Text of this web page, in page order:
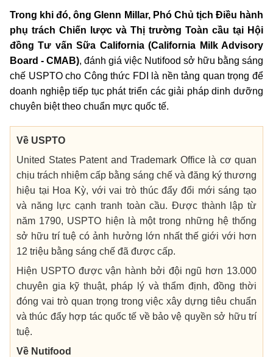
Trong khi đó, ông Glenn Millar, Phó Chủ tịch Điều hành
phụ trách Chiến lược và Thị trường Toàn cầu tại Hội
đồng Tư vấn Sữa California (California Milk Advisory
Board - CMAB), đánh giá việc Nutifood sở hữu bằng sáng
chế USPTO cho Công thức FDI là nền tảng quan trọng để
doanh nghiệp tiếp tục phát triển các giải pháp dinh dưỡng
chuyên biệt theo chuẩn mực quốc tế.
Về USPTO
United States Patent and Trademark Office là cơ quan
chịu trách nhiệm cấp bằng sáng chế và đăng ký thương
hiệu tại Hoa Kỳ, với vai trò thúc đẩy đổi mới sáng tạo
và năng lực cạnh tranh toàn cầu. Được thành lập từ
năm 1790, USPTO hiện là một trong những hệ thống
sở hữu trí tuệ có ảnh hưởng lớn nhất thế giới với hơn
12 triệu bằng sáng chế đã được cấp.
Hiện USPTO được vận hành bởi đội ngũ hơn 13.000
chuyên gia kỹ thuật, pháp lý và thẩm định, đồng thời
đóng vai trò quan trọng trong việc xây dựng tiêu chuẩn
và thúc đẩy hợp tác quốc tế về bảo vệ quyền sở hữu trí
tuệ.
Về Nutifood